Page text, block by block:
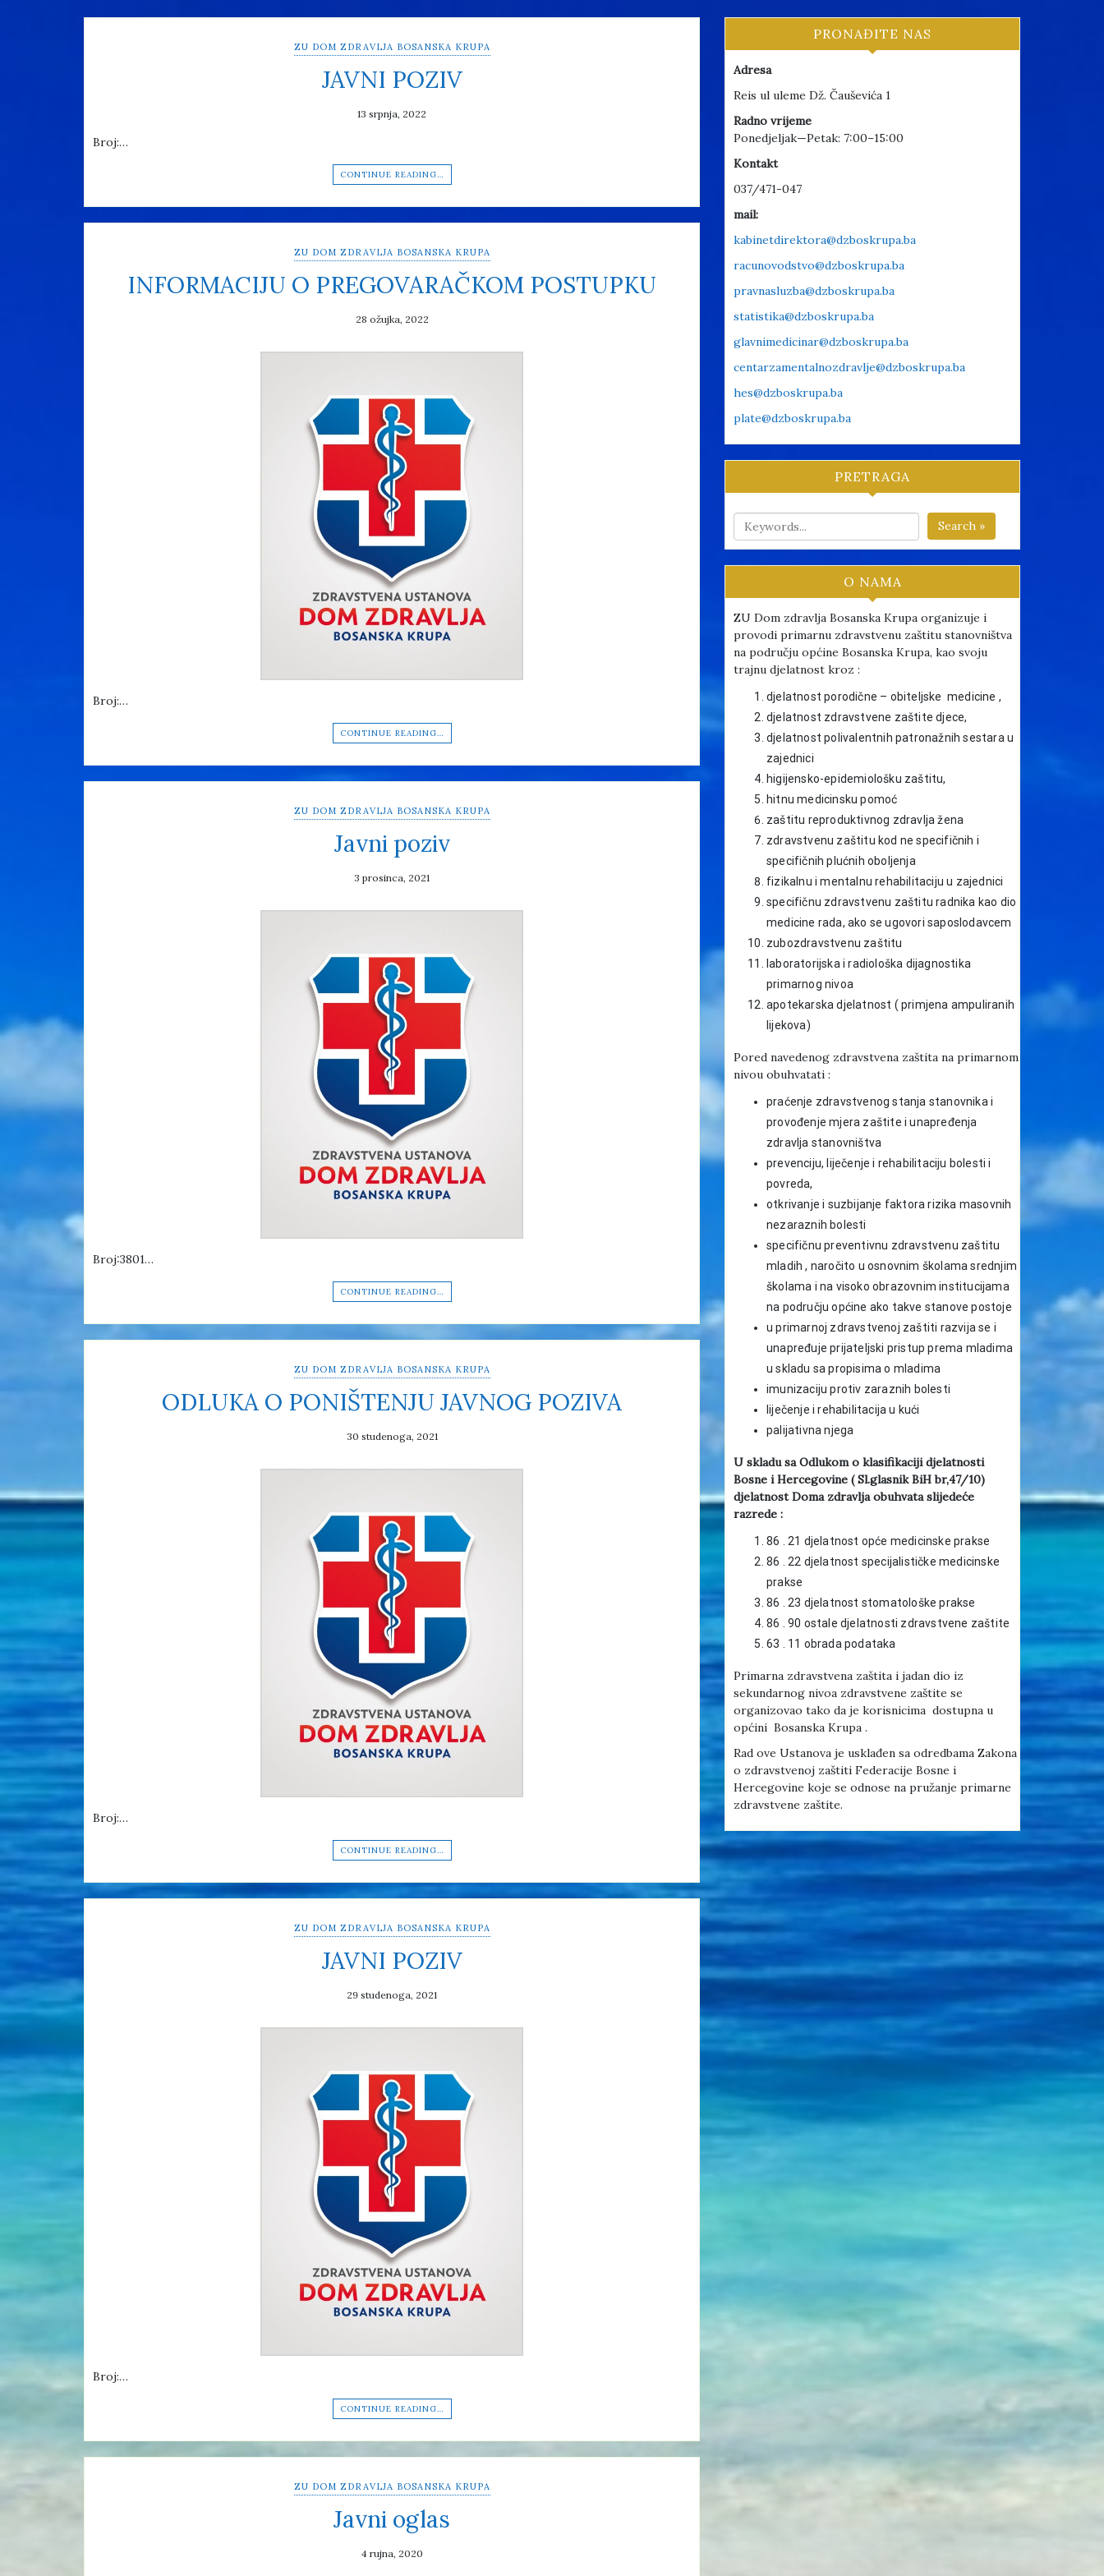
ZU DOM ZDRAVLJA BOSANSKA KRUPA
JAVNI POZIV
13 srpnja, 2022
Broj:…
CONTINUE READING…
ZU DOM ZDRAVLJA BOSANSKA KRUPA
INFORMACIJU O PREGOVARAČKOM POSTUPKU
28 ožujka, 2022
Broj:…
CONTINUE READING…
ZU DOM ZDRAVLJA BOSANSKA KRUPA
Javni poziv
3 prosinca, 2021
Broj:3801…
CONTINUE READING…
ZU DOM ZDRAVLJA BOSANSKA KRUPA
ODLUKA O PONIŠTENJU JAVNOG POZIVA
30 studenoga, 2021
Broj:…
CONTINUE READING…
ZU DOM ZDRAVLJA BOSANSKA KRUPA
JAVNI POZIV
29 studenoga, 2021
Broj:…
CONTINUE READING…
ZU DOM ZDRAVLJA BOSANSKA KRUPA
Javni oglas
4 rujna, 2020
PRONAĐITE NAS
Adresa
Reis ul uleme Dž. Čauševića 1
Radno vrijeme
Ponedjeljak—Petak: 7:00–15:00
Kontakt
037/471-047
mail:
kabinetdirektora@dzboskrupa.ba
racunovodstvo@dzboskrupa.ba
pravnasluzba@dzboskrupa.ba
statistika@dzboskrupa.ba
glavnimedicinar@dzboskrupa.ba
centarzamentalnozdravlje@dzboskrupa.ba
hes@dzboskrupa.ba
plate@dzboskrupa.ba
PRETRAGA
Search »
O NAMA
ZU Dom zdravlja Bosanska Krupa organizuje i
provodi primarnu zdravstvenu zaštitu stanovništva
na području općine Bosanska Krupa, kao svoju
trajnu djelatnost kroz :
djelatnost porodične – obiteljske medicine ,
djelatnost zdravstvene zaštite djece,
djelatnost polivalentnih patronažnih sestara u
zajednici
higijensko-epidemiološku zaštitu,
hitnu medicinsku pomoć
zaštitu reproduktivnog zdravlja žena
zdravstvenu zaštitu kod ne specifičnih i
specifičnih plućnih oboljenja
fizikalnu i mentalnu rehabilitaciju u zajednici
specifičnu zdravstvenu zaštitu radnika kao dio
medicine rada, ako se ugovori saposlodavcem
zubozdravstvenu zaštitu
laboratorijska i radiološka dijagnostika
primarnog nivoa
apotekarska djelatnost ( primjena ampuliranih
lijekova)
Pored navedenog zdravstvena zaštita na primarnom
nivou obuhvatati :
praćenje zdravstvenog stanja stanovnika i
provođenje mjera zaštite i unapređenja
zdravlja stanovništva
prevenciju, liječenje i rehabilitaciju bolesti i
povreda,
otkrivanje i suzbijanje faktora rizika masovnih
nezaraznih bolesti
specifičnu preventivnu zdravstvenu zaštitu
mladih , naročito u osnovnim školama srednjim
školama i na visoko obrazovnim institucijama
na području općine ako takve stanove postoje
u primarnoj zdravstvenoj zaštiti razvija se i
unapređuje prijateljski pristup prema mladima
u skladu sa propisima o mladima
imunizaciju protiv zaraznih bolesti
liječenje i rehabilitacija u kući
palijativna njega
U skladu sa Odlukom o klasifikaciji djelatnosti
Bosne i Hercegovine ( Sl.glasnik BiH br,47/10)
djelatnost Doma zdravlja obuhvata slijedeće
razrede :
86 . 21 djelatnost opće medicinske prakse
86 . 22 djelatnost specijalističke medicinske
prakse
86 . 23 djelatnost stomatološke prakse
86 . 90 ostale djelatnosti zdravstvene zaštite
63 . 11 obrada podataka
Primarna zdravstvena zaštita i jadan dio iz
sekundarnog nivoa zdravstvene zaštite se
organizovao tako da je korisnicima dostupna u
općini Bosanska Krupa .
Rad ove Ustanova je usklađen sa odredbama Zakona
o zdravstvenoj zaštiti Federacije Bosne i
Hercegovine koje se odnose na pružanje primarne
zdravstvene zaštite.